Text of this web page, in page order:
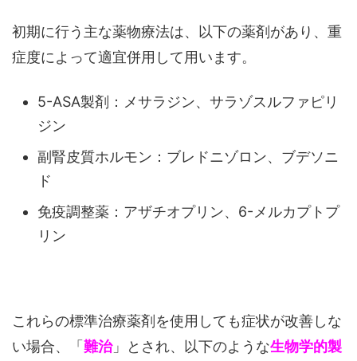
初期に行う主な薬物療法は、以下の薬剤があり、重
症度によって適宜併用して用います。
5-ASA製剤：メサラジン、サラゾスルファピリ
ジン
副腎皮質ホルモン：ブレドニゾロン、ブデソニ
ド
免疫調整薬：アザチオプリン、6-メルカプトプ
リン
これらの標準治療薬剤を使用しても症状が改善しな
い場合、「 難治」とされ、以下のような生物学的製